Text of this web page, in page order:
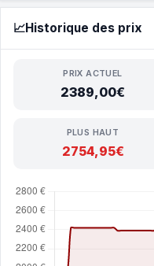
📈Historique des prix
PRIX ACTUEL
2389,00€
PLUS HAUT
2754,95€